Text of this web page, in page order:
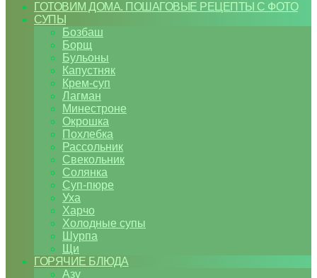
ГОТОВИМ ДОМА. ПОШАГОВЫЕ РЕЦЕПТЫ С ФОТО
СУПЫ
Бозбаш
Борщ
Бульоны
Капустняк
Крем-суп
Лагман
Минестроне
Окрошка
Похлебка
Рассольник
Свекольник
Солянка
Суп-пюре
Уха
Харчо
Холодные супы
Шурпа
Щи
ГОРЯЧИЕ БЛЮДА
Азу